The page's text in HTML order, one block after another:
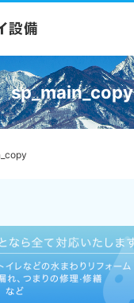
sp_main_copy